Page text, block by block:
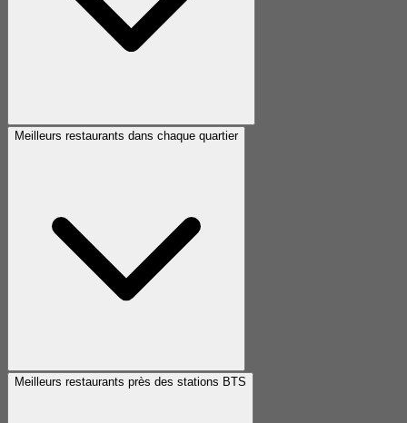
Meilleurs restaurants dans chaque quartier
Meilleurs restaurants près des stations BTS